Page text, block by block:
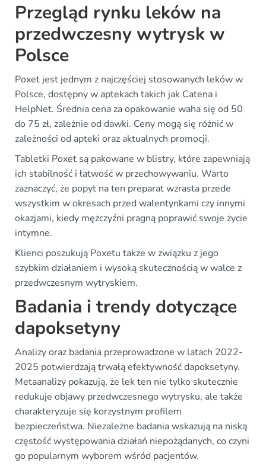
Przegląd rynku leków na
przedwczesny wytrysk w
Polsce
Poxet jest jednym z najczęściej stosowanych leków w
Polsce, dostępny w aptekach takich jak Catena i
HelpNet. Średnia cena za opakowanie waha się od 50
do 75 zł, zależnie od dawki. Ceny mogą się różnić w
zależności od apteki oraz aktualnych promocji.
Tabletki Poxet są pakowane w blistry, które zapewniają
ich stabilność i łatwość w przechowywaniu. Warto
zaznaczyć, że popyt na ten preparat wzrasta przede
wszystkim w okresach przed walentynkami czy innymi
okazjami, kiedy mężczyźni pragną poprawić swoje życie
intymne.
Klienci poszukują Poxetu także w związku z jego
szybkim działaniem i wysoką skutecznością w walce z
przedwczesnym wytryskiem.
Badania i trendy dotyczące
dapoksetyny
Analizy oraz badania przeprowadzone w latach 2022-
2025 potwierdzają trwałą efektywność dapoksetyny.
Metaanalizy pokazują, że lek ten nie tylko skutecznie
redukuje objawy przedwczesnego wytrysku, ale także
charakteryzuje się korzystnym profilem
bezpieczeństwa. Niezależne badania wskazują na niską
częstość występowania działań niepożądanych, co czyni
go popularnym wyborem wśród pacjentów.